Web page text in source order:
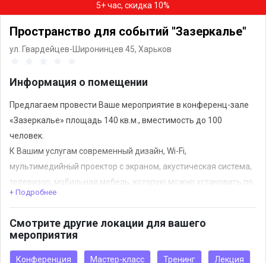
5+ час, скидка 10%
Пространство для событий "Зазеркалье"
ул. Гвардейцев-Широнинцев 45, Харьков
Информация о помещении
Предлагаем провести Ваше мероприятие в конференц-зале
«Зазеркалье» площадь 140 кв.м., вместимость до 100
человек.
К Вашим услугам современный дизайн, Wi-Fi,
мультимедийный проектор с экраном, акустическая система,
телевизор, мобильная мебель, которую можно установить по
вашему желанию, диванчики, отдельный санузел. Для
заказ.
Рядом фирменный продуктовый магазин, где можно
+ Подробнее
Смотрите другие локации для вашего
мероприятия
Конференция Мастер-класс Тренинг Лекция